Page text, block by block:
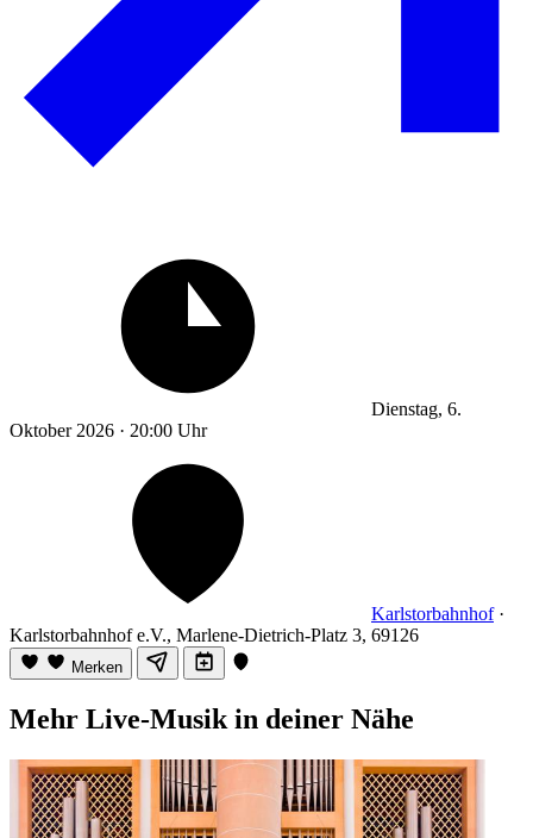
Dienstag, 6.
Oktober 2026 · 20:00 Uhr
Karlstorbahnhof·
Karlstorbahnhof e.V., Marlene-Dietrich-Platz 3, 69126
Merken
Mehr Live-Musik in deiner Nähe